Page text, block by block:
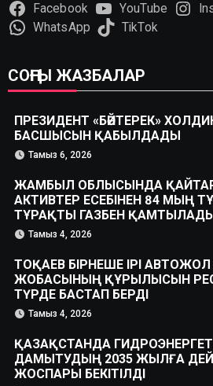
Facebook YouTube
WhatsApp
TikTok
СОҢҒЫ ЖАЗБАЛАР
ПРЕЗИДЕНТ «БӘЙТЕРЕК»
БАСШЫСЫН ҚАБЫЛДАДЫ
Тамыз 6, 2026
ЖАМБЫЛ ОБЛЫСЫНДА
АКТИВТЕР ЕСЕБІНЕН 84 МЫҢ
ТҰРАҚТЫ ГАЗБЕН
Тамыз 4, 2026
ТОҚАЕВ БІРНЕШЕ ІРІ АВТОЖОЛ
ЖОБАСЫНЫҢ ҚҰРЫЛЫСЫН
ТҮРДЕ БАСТАП БЕРДІ
Тамыз 4, 2026
ҚАЗАҚСТАНДА
ДАМЫТУДЫҢ 2035 ЖЫЛҒА
ЖОСПАРЫ БЕКІТІЛДІ